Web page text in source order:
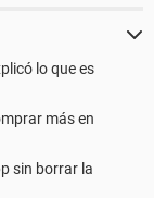
lo que es
más en
sin borrar la